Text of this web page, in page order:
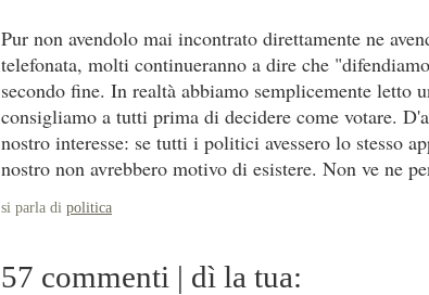
Pur non avendolo mai incontrato direttamente ne
telefonata, molti continueranno a dire che
secondo fine. In realtà abbiamo semplicemente letto
consigliamo a tutti prima di decidere come votare.
nostro interesse: se tutti i politici avessero lo stesso
nostro non avrebbero motivo di esistere. Non ve ne
si parla di politica
57 commenti | dì la tua: